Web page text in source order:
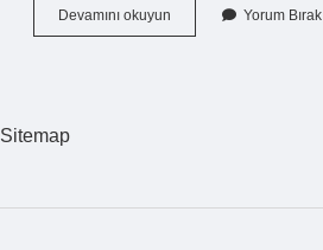
Devamını okuyun
Içi
Yorum Bırak
Sitemap